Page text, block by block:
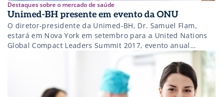
Destaques sobre o mercado de saúde
Unimed-BH presente em evento da ONU
O diretor-presidente da Unimed-BH, Dr. Samuel Flam,
estará em Nova York em setembro para a United Nations
Global Compact Leaders Summit 2017, evento anual
voltado para lideranças signitárias do United Nations